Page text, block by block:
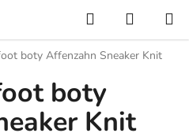
Hledat
KOŠÍK
boty Affenzahn Sneaker Knit
boty
Knit